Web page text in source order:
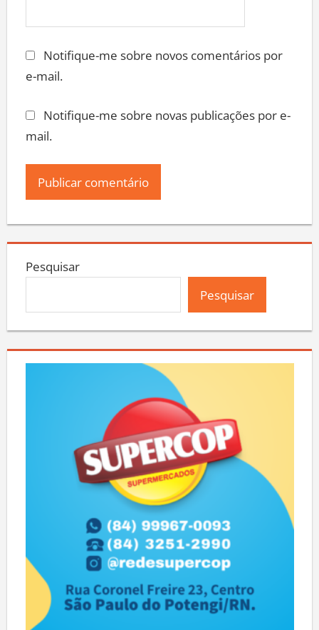
Notifique-me sobre novos comentários por
e-mail.
Notifique-me sobre novas publicações por e-
mail.
Pesquisar
Pesquisar